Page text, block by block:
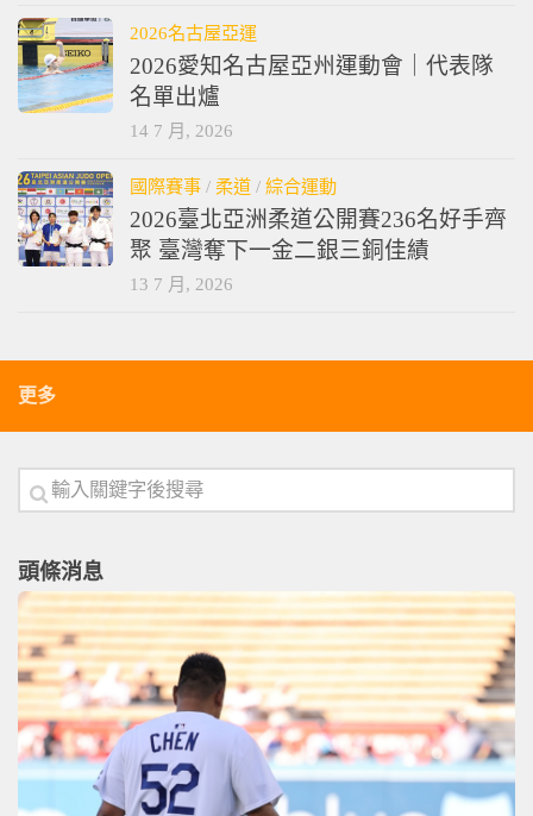
2026名古屋亞運
2026愛知名古屋亞州運動會｜代表隊
名單出爐
14 7 月, 2026
國際賽事 / 柔道 / 綜合運動
2026臺北亞洲柔道公開賽236名好手齊
聚 臺灣奪下一金二銀三銅佳績
13 7 月, 2026
更多
頭條消息